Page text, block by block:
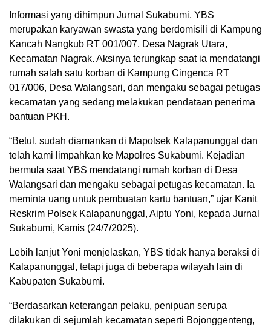
Informasi yang dihimpun Jurnal Sukabumi, YBS
merupakan karyawan swasta yang berdomisili di Kampung
Kancah Nangkub RT 001/007, Desa Nagrak Utara,
Kecamatan Nagrak. Aksinya terungkap saat ia mendatangi
rumah salah satu korban di Kampung Cingenca RT
017/006, Desa Walangsari, dan mengaku sebagai petugas
kecamatan yang sedang melakukan pendataan penerima
bantuan PKH.
“Betul, sudah diamankan di Mapolsek Kalapanunggal dan
telah kami limpahkan ke Mapolres Sukabumi. Kejadian
bermula saat YBS mendatangi rumah korban di Desa
Walangsari dan mengaku sebagai petugas kecamatan. Ia
meminta uang untuk pembuatan kartu bantuan,” ujar Kanit
Reskrim Polsek Kalapanunggal, Aiptu Yoni, kepada Jurnal
Sukabumi, Kamis (24/7/2025).
Lebih lanjut Yoni menjelaskan, YBS tidak hanya beraksi di
Kalapanunggal, tetapi juga di beberapa wilayah lain di
Kabupaten Sukabumi.
“Berdasarkan keterangan pelaku, penipuan serupa
dilakukan di sejumlah kecamatan seperti Bojonggenteng,